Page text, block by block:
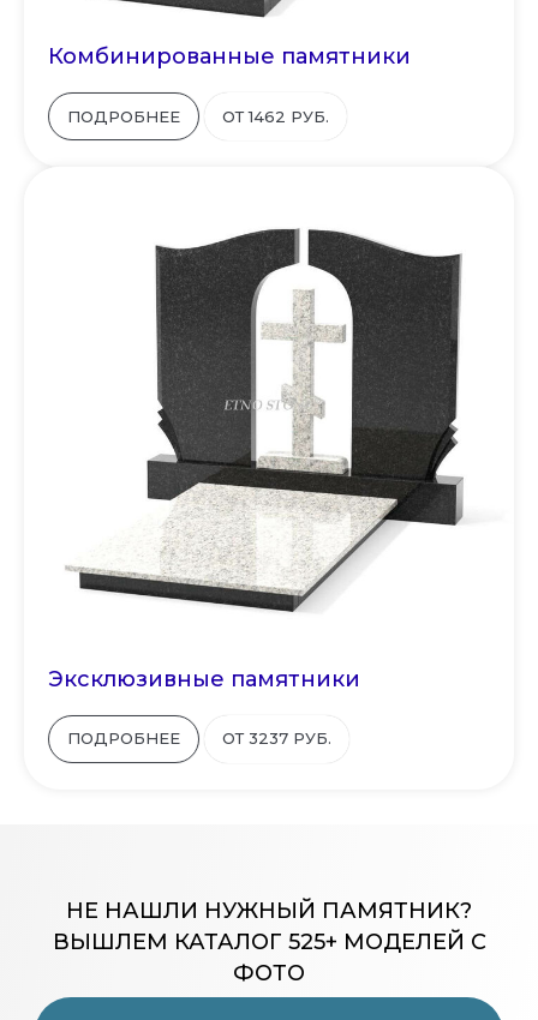
Комбинированные памятники
ПОДРОБНЕЕ ОТ 1462 РУБ.
Эксклюзивные памятники
ПОДРОБНЕЕ ОТ 3237 РУБ.
НЕ НАШЛИ НУЖНЫЙ ПАМЯТНИК?
ВЫШЛЕМ КАТАЛОГ 525+ МОДЕЛЕЙ С
ФОТО